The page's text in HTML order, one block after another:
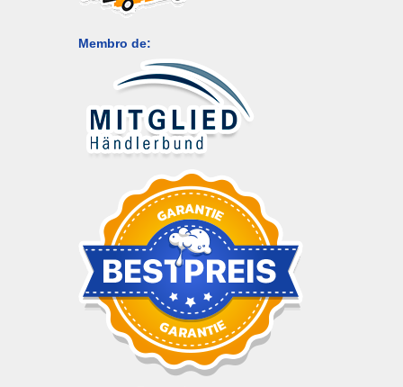
Membro de: